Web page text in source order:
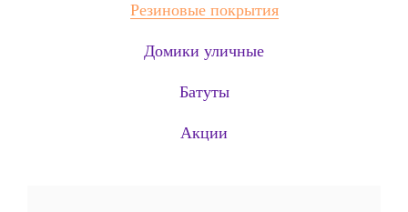
Резиновые покрытия
Домики уличные
Батуты
Акции